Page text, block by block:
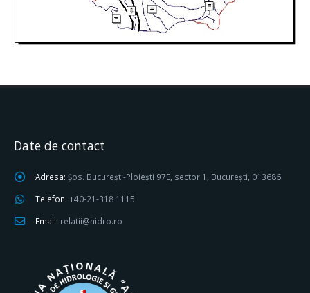
Date de contact
Adresa: Șos. București-Ploiești 97E, sector 1, București, 013686
Telefon: +40-21-318 1115
Email: relatii@hidro.ro